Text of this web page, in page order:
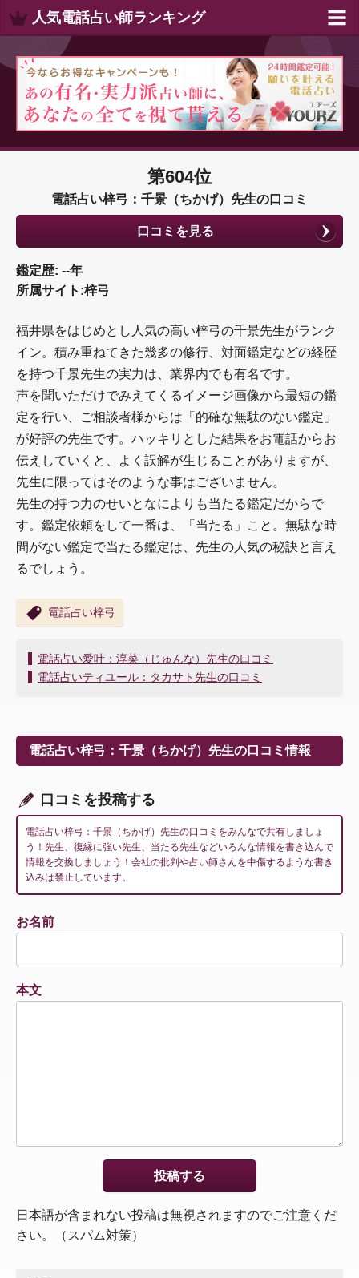
人気電話占い師ランキング
第604位
電話占い梓弓：千景（ちかげ）先生の口コミ
口コミを見る
鑑定歴: --年
所属サイト:梓弓
福井県をはじめとし人気の高い梓弓の千景先生がランク
イン。積み重ねてきた幾多の修行、対面鑑定などの経歴
を持つ千景先生の実力は、業界内でも有名です。
声を聞いただけでみえてくるイメージ画像から最短の鑑
定を行い、ご相談者様からは「的確な無駄のない鑑定」
が好評の先生です。ハッキリとした結果をお電話からお
伝えしていくと、よく誤解が生じることがありますが、
先生に限ってはそのような事はございません。
先生の持つ力のせいとなによりも当たる鑑定だからで
す。鑑定依頼をして一番は、「当たる」こと。無駄な時
間がない鑑定で当たる鑑定は、先生の人気の秘訣と言え
るでしょう。
電話占い梓弓
投
稿
ー
シ
ン
電話占い愛叶：淳菜（じゅんな）先生の口コミ
電話占いティユール：タカサト先生の口コミ
電話占い梓弓：千景（ちかげ）先生の口コミ情報
口コミを投稿する
電話占い梓弓：千景（ちかげ）先生の口コミをみんなで共有しましょ
う！先生、復縁に強い先生、当たる先生などいろんな情報を書き込んで
情報を交換しましょう！会社の批判や占い師さんを中傷するような書き
込みは禁止しています。
お名前
本文
日本語が含まれない投稿は無視されますのでご注意くだ
さい。（スパム対策）